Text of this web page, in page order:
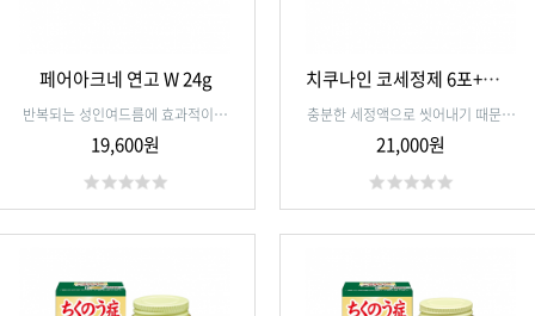
페어아크네 연고 W 24g
반복되는 성인여드름에 효과적이며
염증을 가라앉히고 여드름을 치료하
는 약. 염증을 일으켜 좀처럼 낫지않
는 여드름이나 모공이 막혀 딱딱해진
19,600원
치쿠나인 코세정제 6포+전용
용기
충분한 세정액으로 씻어내기 때문에
씻어내기 어려운 콧물,고름을 확실하
게 씻어낼수 있습니다, 무리없이 사
용할 수 있는 샤워 타입이므로 코 가
21,000원